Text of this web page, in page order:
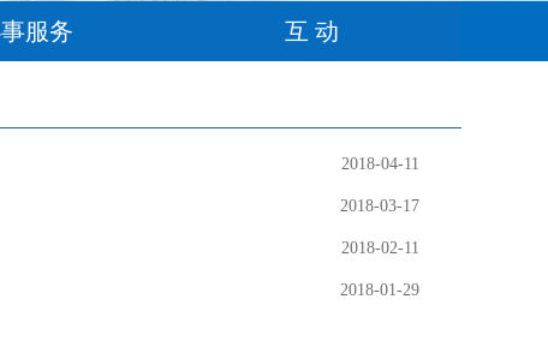
服务 互 动
2018-04-11
2018-03-17
2018-02-11
2018-01-29